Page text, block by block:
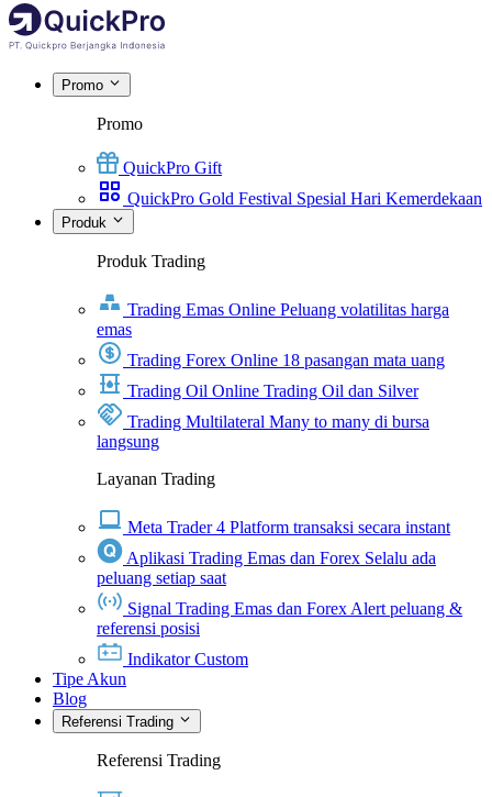
Promo
Promo
QuickPro Gift
QuickPro Gold Festival Spesial Hari Kemerdekaan
Produk
Produk Trading
Trading Emas Online Peluang volatilitas harga
emas
Trading Forex Online 18 pasangan mata uang
Trading Oil Online Trading Oil dan Silver
Trading Multilateral Many to many di bursa
langsung
Layanan Trading
Meta Trader 4 Platform transaksi secara instant
Aplikasi Trading Emas dan Forex Selalu ada
peluang setiap saat
Signal Trading Emas dan Forex Alert peluang &
referensi posisi
Indikator Custom
Tipe Akun
Blog
Referensi Trading
Referensi Trading